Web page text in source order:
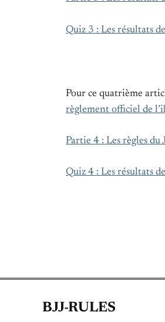
Quiz 3 : Les résultats
Pour ce quatrième
règlement officiel de
Partie 4 : Les règles du
Quiz 4 : Les résultats
BJJ-RULES